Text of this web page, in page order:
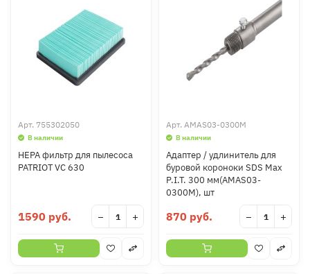
Арт. 755302050
В наличии
HEPA фильтр для пылесоса
PATRIOT VC 630
1590 руб. − +
Арт. AMAS03-0300M
В наличии
Адаптер / удлинитель для
буровой короноки SDS Max
P.I.T. 300 мм(AMAS03-
0300M), шт
870 руб. − +